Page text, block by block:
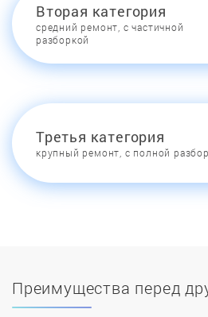
Вторая категория
средний ремонт, с частичной
разборкой
Третья категория
крупный ремонт, с полной
Преимущества перед